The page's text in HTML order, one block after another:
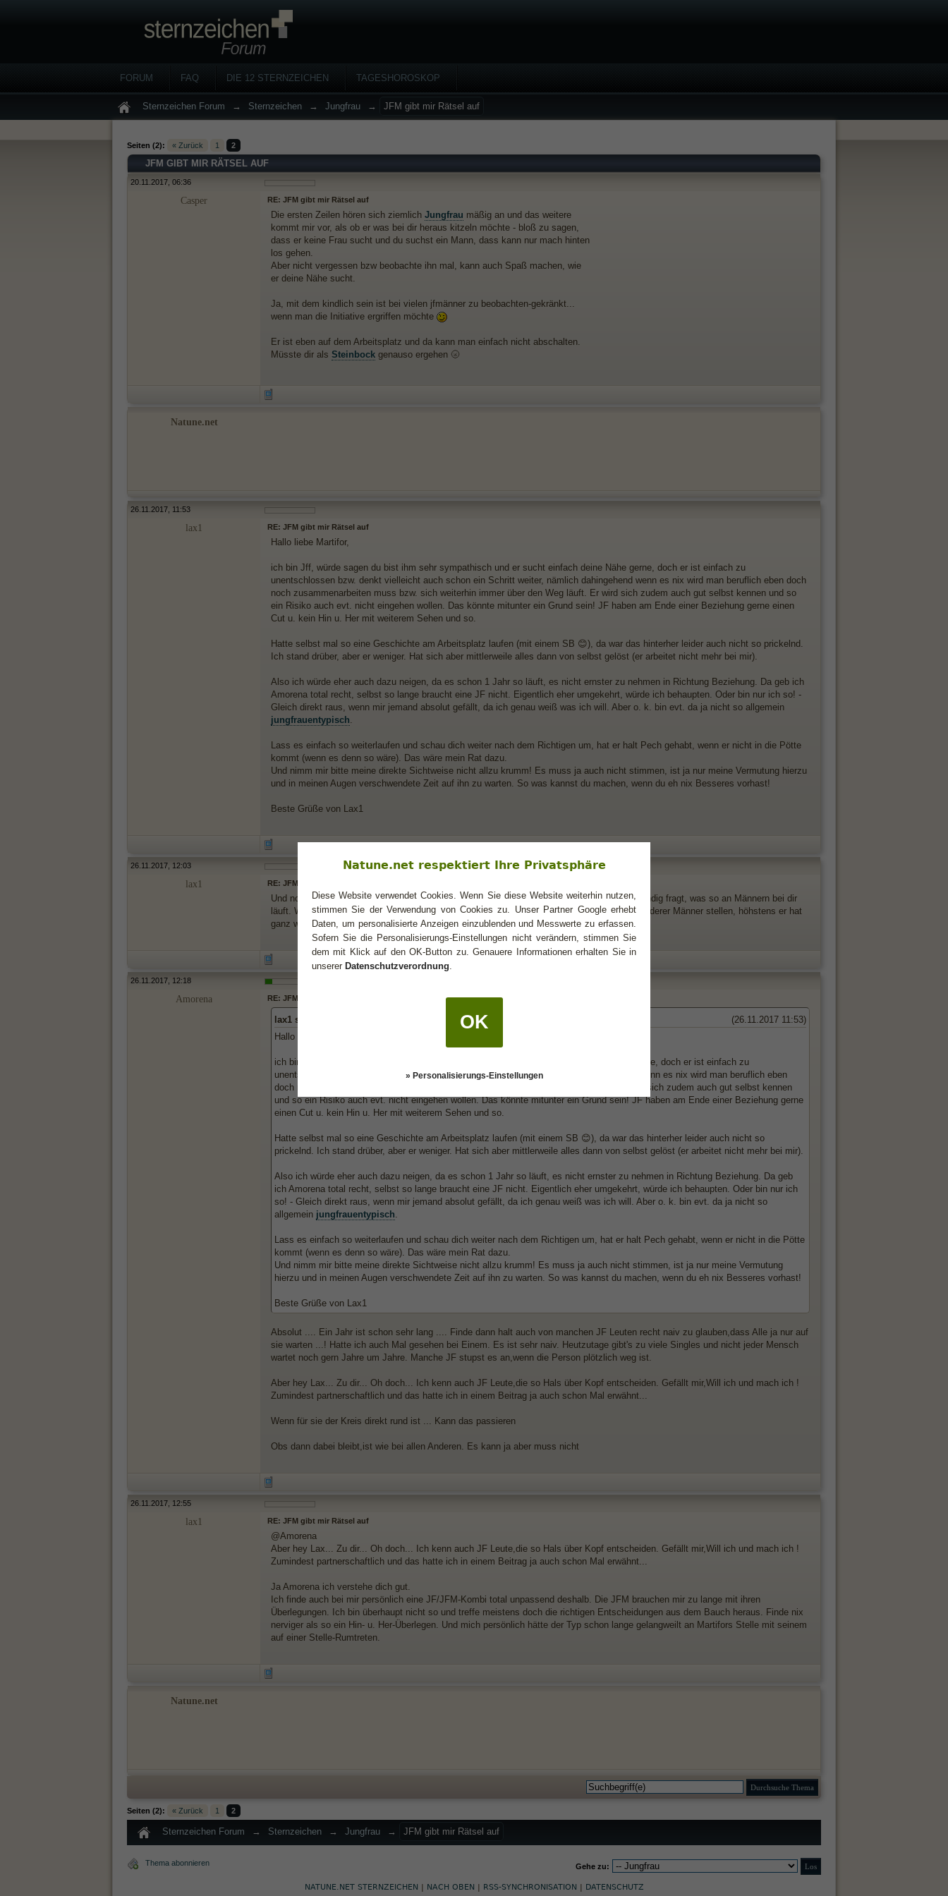
FORUM FAQ DIE 12 STERNZEICHEN TAGESHOROSKOP
Sternzeichen Forum → Sternzeichen → Jungfrau → JFM gibt mir Rätsel auf
Seiten (2): « Zurück 1 2
JFM GIBT MIR RÄTSEL AUF
20.11.2017, 06:36
Casper RE: JFM gibt mir Rätsel auf
Die ersten Zeilen hören sich ziemlich Jungfrau mäßig an und das weitere
kommt mir vor, als ob er was bei dir heraus kitzeln möchte - bloß zu sagen,
dass er keine Frau sucht und du suchst ein Mann, dass kann nur mach hinten
los gehen.
Aber nicht vergessen bzw beobachte ihn mal, kann auch Spaß machen, wie
er deine Nähe sucht.
Ja, mit dem kindlich sein ist bei vielen jfmänner zu beobachten-gekränkt...
wenn man die Initiative ergriffen möchte
Er ist eben auf dem Arbeitsplatz und da kann man einfach nicht abschalten.
Müsste dir als Steinbock genauso ergehen 🌝
Natune.net
26.11.2017, 11:53
lax1 RE: JFM gibt mir Rätsel auf
Hallo liebe Martifor,
ich bin Jff, würde sagen du bist ihm sehr sympathisch und er sucht einfach deine Nähe gerne, doch er ist einfach zu
unentschlossen bzw. denkt vielleicht auch schon ein Schritt weiter, nämlich dahingehend wenn es nix wird man beruflich eben doch
noch zusammenarbeiten muss bzw. sich weiterhin immer über den Weg läuft. Er wird sich zudem auch gut selbst kennen und so
ein Risiko auch evt. nicht eingehen wollen. Das könnte mitunter ein Grund sein! JF haben am Ende einer Beziehung gerne einen
Cut u. kein Hin u. Her mit weiterem Sehen und so.
Hatte selbst mal so eine Geschichte am Arbeitsplatz laufen (mit einem SB 😊), da war das hinterher leider auch nicht so prickelnd.
Ich stand drüber, aber er weniger. Hat sich aber mittlerweile alles dann von selbst gelöst (er arbeitet nicht mehr bei mir).
Also ich würde eher auch dazu neigen, da es schon 1 Jahr so läuft, es nicht ernster zu nehmen in Richtung Beziehung. Da geb ich
Amorena total recht, selbst so lange braucht eine JF nicht. Eigentlich eher umgekehrt, würde ich behaupten. Oder bin nur ich so! -
Gleich direkt raus, wenn mir jemand absolut gefällt, da ich genau weiß was ich will. Aber o. k. bin evt. da ja nicht so allgemein
jungfrauentypisch.
Lass es einfach so weiterlaufen und schau dich weiter nach dem Richtigen um, hat er halt Pech gehabt, wenn er nicht in die Pötte
kommt (wenn es denn so wäre). Das wäre mein Rat dazu.
Und nimm mir bitte meine direkte Sichtweise nicht allzu krumm! Es muss ja auch nicht stimmen, ist ja nur meine Vermutung hierzu
und in meinen Augen verschwendete Zeit auf ihn zu warten. So was kannst du machen, wenn du eh nix Besseres vorhast!
Beste Grüße von Lax1
26.11.2017, 12:03
lax1 RE: JFM gibt mir Rätsel auf
Und noch was, also ich würde es eher in Richtung Freundschaft schließen, wenn er dich ständig fragt, was so an Männern bei dir
läuft. Wenn er selbst Interesse hätte, würde er doch handeln u. nicht dumme Fragen bzgl. anderer Männer stellen, höhstens er hat
ganz wenig Selbstbewusstsein. Kann ich mich aber auch täuschen!
26.11.2017, 12:18
Amorena RE: JFM gibt mir Rätsel auf
(26.11.2017 11:53)
lax1 schrieb:
Hallo liebe Martifor,
ich bin Jff, würde sagen du bist ihm sehr sympathisch und er sucht einfach deine Nähe gerne, doch er ist einfach zu
unentschlossen bzw. denkt vielleicht auch schon ein Schritt weiter, nämlich dahingehend wenn es nix wird man beruflich eben
doch noch zusammenarbeiten muss bzw. sich weiterhin immer über den Weg läuft. Er wird sich zudem auch gut selbst kennen
und so ein Risiko auch evt. nicht eingehen wollen. Das könnte mitunter ein Grund sein! JF haben am Ende einer Beziehung gerne
einen Cut u. kein Hin u. Her mit weiterem Sehen und so.
Hatte selbst mal so eine Geschichte am Arbeitsplatz laufen (mit einem SB 😊), da war das hinterher leider auch nicht so
prickelnd. Ich stand drüber, aber er weniger. Hat sich aber mittlerweile alles dann von selbst gelöst (er arbeitet nicht mehr bei mir).
Also ich würde eher auch dazu neigen, da es schon 1 Jahr so läuft, es nicht ernster zu nehmen in Richtung Beziehung. Da geb
ich Amorena total recht, selbst so lange braucht eine JF nicht. Eigentlich eher umgekehrt, würde ich behaupten. Oder bin nur ich
so! - Gleich direkt raus, wenn mir jemand absolut gefällt, da ich genau weiß was ich will. Aber o. k. bin evt. da ja nicht so
allgemein jungfrauentypisch
Lass es einfach so weiterlaufen und schau dich weiter nach dem Richtigen um, hat er halt Pech gehabt, wenn er nicht in die Pötte
kommt (wenn es denn so wäre). Das wäre mein Rat dazu.
Und nimm mir bitte meine direkte Sichtweise nicht allzu krumm! Es muss ja auch nicht stimmen, ist ja nur meine Vermutung
hierzu und in meinen Augen verschwendete Zeit auf ihn zu warten. So was kannst du machen, wenn du eh nix Besseres vorhast!
Beste Grüße von Lax1
Absolut .... Ein Jahr ist schon sehr lang .... Finde dann halt auch von manchen JF Leuten recht naiv zu glauben,dass Alle ja nur auf
sie warten ...! Hatte ich auch Mal gesehen bei Einem. Es ist sehr naiv. Heutzutage gibt's zu viele Singles und nicht jeder Mensch
wartet noch gern Jahre um Jahre. Manche JF stupst es an,wenn die Person plötzlich weg ist.
Aber hey Lax... Zu dir... Oh doch... Ich kenn auch JF Leute,die so Hals über Kopf entscheiden. Gefällt mir,Will ich und mach ich !
Zumindest partnerschaftlich und das hatte ich in einem Beitrag ja auch schon Mal erwähnt...
Wenn für sie der Kreis direkt rund ist ... Kann das passieren
Obs dann dabei bleibt,ist wie bei allen Anderen. Es kann ja aber muss nicht
26.11.2017, 12:55
lax1 RE: JFM gibt mir Rätsel auf
@Amorena
Aber hey Lax... Zu dir... Oh doch... Ich kenn auch JF Leute,die so Hals über Kopf entscheiden. Gefällt mir,Will ich und mach ich !
Zumindest partnerschaftlich und das hatte ich in einem Beitrag ja auch schon Mal erwähnt...
Ja Amorena ich verstehe dich gut.
Ich finde auch bei mir persönlich eine JF/JFM-Kombi total unpassend deshalb. Die JFM brauchen mir zu lange mit ihren
Überlegungen. Ich bin überhaupt nicht so und treffe meistens doch die richtigen Entscheidungen aus dem Bauch heraus. Finde nix
nerviger als so ein Hin- u. Her-Überlegen. Und mich persönlich hätte der Typ schon lange gelangweilt an Martifors Stelle mit seinem
auf einer Stelle-Rumtreten.
Natune.net
Seiten (2): « Zurück 1 2
Sternzeichen Forum → Sternzeichen → Jungfrau → JFM gibt mir Rätsel auf
Thema abonnieren Gehe zu:
NATUNE.NET STERNZEICHEN | NACH OBEN | RSS-SYNCHRONISATION | DATENSCHUTZ
Natune.net respektiert Ihre Privatsphäre
Diese Website verwendet Cookies. Wenn Sie diese Website weiterhin nutzen,
stimmen Sie der Verwendung von Cookies zu. Unser Partner Google erhebt
Daten, um personalisierte Anzeigen einzublenden und Messwerte zu erfassen.
Sofern Sie die Personalisierungs-Einstellungen nicht verändern, stimmen Sie
dem mit Klick auf den OK-Button zu. Genauere Informationen erhalten Sie in
unserer Datenschutzverordnung.
OK
» Personalisierungs-Einstellungen